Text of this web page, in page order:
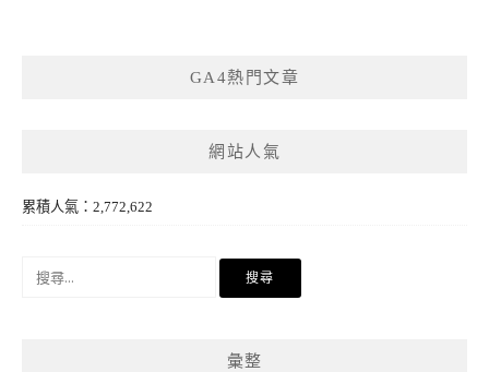
GA4熱門文章
網站人氣
累積人氣：2,772,622
彙整